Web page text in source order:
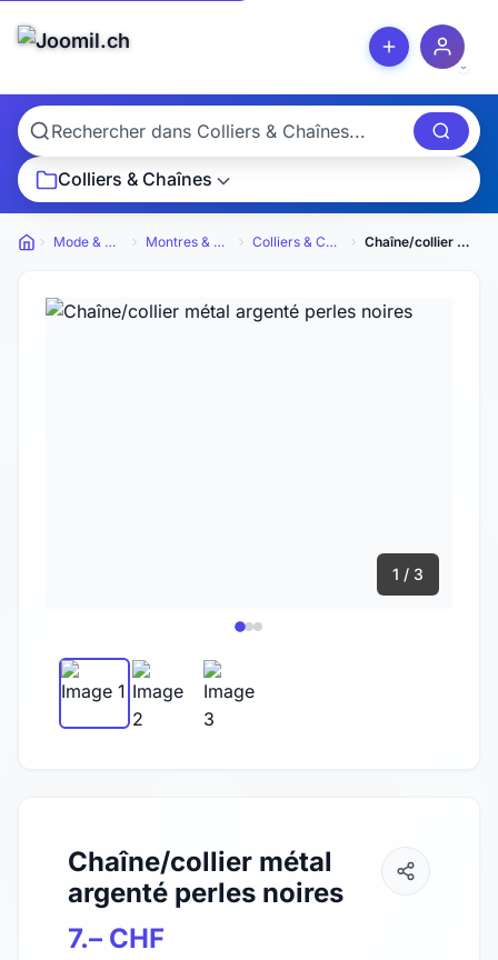
Colliers & Chaînes
Petites annonces
Mode & Bijoux Montres & Bijoux Colliers & Chaînes Chaîne/collier métal argenté perles noires
1 / 3
Chaîne/collier métal
argenté perles noires
7.– CHF